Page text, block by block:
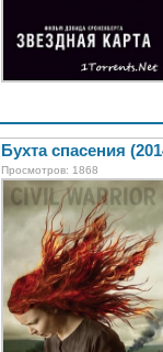
Бухта спасения
Просмотров: 1868